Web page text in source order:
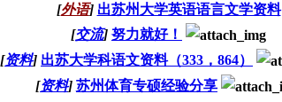
[外语] 出苏州大学英语语言文学资料
[交流] 努力就好！
[资料] 出苏大学科语文资料（333，864）
[资料] 苏州体育专硕经验分享